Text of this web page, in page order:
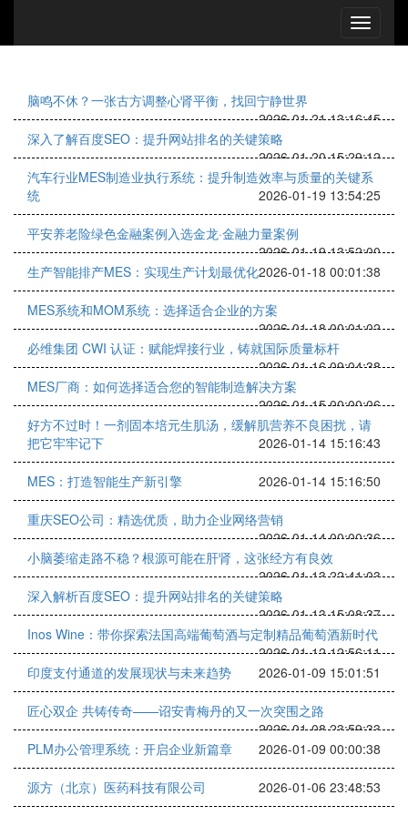
脑鸣不休？一张古方调整心肾平衡，找回宁静世界
2026-01-21 13:16:45
深入了解百度SEO：提升网站排名的关键策略
2026-01-20 15:29:12
汽车行业MES制造业执行系统：提升制造效率与质量的关键系
统
2026-01-19 13:54:25
平安养老险绿色金融案例入选金龙·金融力量案例
2026-01-19 13:52:00
生产智能排产MES：实现生产计划最优化2026-01-18 00:01:38
MES系统和MOM系统：选择适合企业的方案
2026-01-18 00:01:02
必维集团 CWI 认证：赋能焊接行业，铸就国际质量标杆
2026-01-16 09:04:38
MES厂商：如何选择适合您的智能制造解决方案
2026-01-15 00:00:06
好方不过时！一剂固本培元生肌汤，缓解肌营养不良困扰，请
把它牢牢记下
2026-01-14 15:16:43
MES：打造智能生产新引擎 2026-01-14 15:16:50
重庆SEO公司：精选优质，助力企业网络营销
2026-01-14 00:00:36
小脑萎缩走路不稳？根源可能在肝肾，这张经方有良效
2026-01-13 22:41:03
深入解析百度SEO：提升网站排名的关键策略
2026-01-13 15:08:37
Inos Wine：带你探索法国高端葡萄酒与定制精品葡萄酒新时代
2026-01-12 12:56:11
印度支付通道的发展现状与未来趋势
2026-01-09 15:01:51
匠心双企 共铸传奇——诏安青梅丹的又一次突围之路
2026-01-08 23:59:33
PLM办公管理系统：开启企业新篇章
2026-01-09 00:00:38
源方（北京）医药科技有限公司 2026-01-06 23:48:53